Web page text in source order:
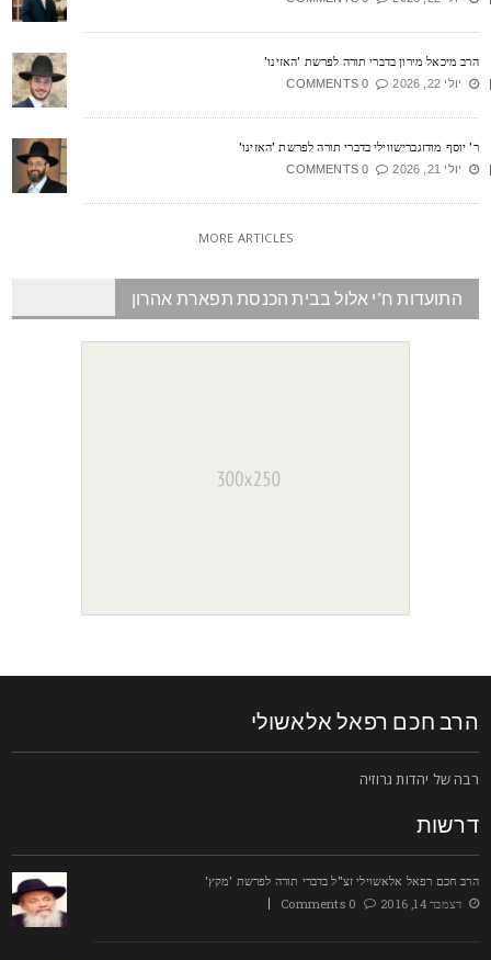
מיכאל מירון בדברי תורה לפרשת 'האזינו'
יולי 22, 2026 0 COMMENTS
יוסף מודזגברישווילי בדברי תורה לפרשת 'האזינו'
יולי 21, 2026 0 COMMENTS
MORE ARTICLES
התועדות ח"י אלול בבית הכנסת תפארת אהרון
חכם רפאל אלאשולי
של יהדות גרוזיה
חכם רפאל אלאשוילי זצ"ל בדברי תורה לפרשת 'מקץ'
דצמבר 14, 2016
0 Comments